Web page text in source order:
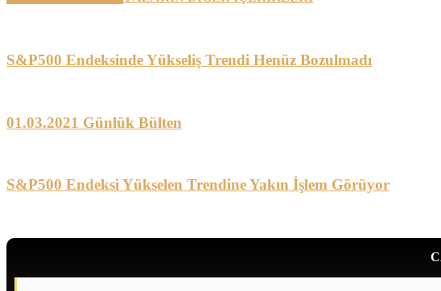
S&P500 Endeksinde Yükseliş Trendi Henüz Bozulmadı
01.03.2021 Günlük Bülten
S&P500 Endeksi Yükselen Trendine Yakın İşlem Görüyor